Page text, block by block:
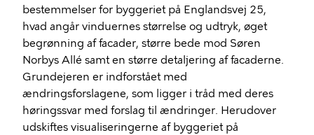
bestemmelser for byggeriet på Englandsvej 25,
hvad angår vinduernes størrelse og udtryk, øget
begrønning af facader, større bede mod Søren
Norbys Allé samt en større detaljering af facaderne.
Grundejeren er indforstået med
ændringsforslagene, som ligger i tråd med deres
høringssvar med forslag til ændringer. Herudover
udskiftes visualiseringerne af byggeriet på